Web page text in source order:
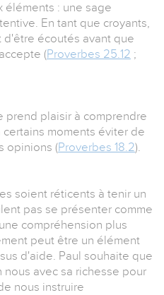
éléments : une sage
En tant que croyants,
écoutés avant que
(Proverbes 25.12 ;
prend plaisir à comprendre
certains moments éviter de
opinions (Proverbes 18.2).
soient réticents à tenir un
pas se présenter comme
compréhension plus
peut être un élément
d'aide. Paul souhaite que
nous avec sa richesse pour
nous instruire